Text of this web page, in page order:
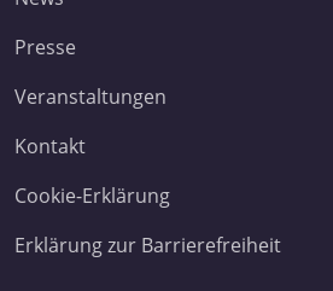
Presse
Veranstaltungen
Kontakt
Cookie-Erklärung
Erklärung zur Barrierefreiheit